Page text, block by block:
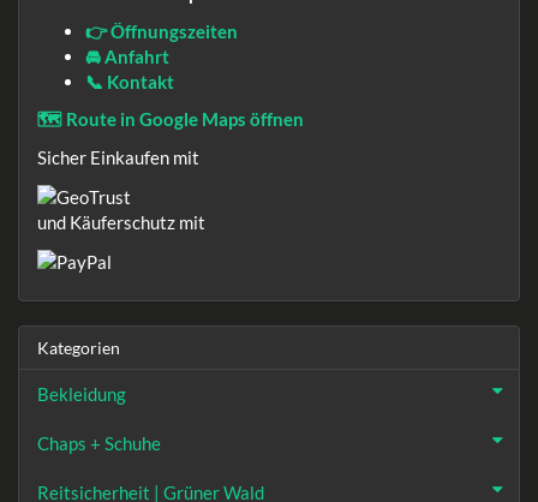
👉 Öffnungszeiten
🚘 Anfahrt
📞 Kontakt
🗺️ Route in Google Maps öffnen
Sicher Einkaufen mit
und Käuferschutz mit
Kategorien
Bekleidung
Chaps + Schuhe
Reitsicherheit | Grüner Wald